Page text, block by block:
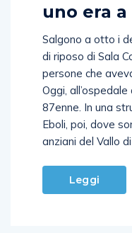
uno era
Salgono a otto i
di riposo di Sala
persone che
Oggi,
87enne. In una
Eboli, poi, dove
anziani del Vallo
Leggi